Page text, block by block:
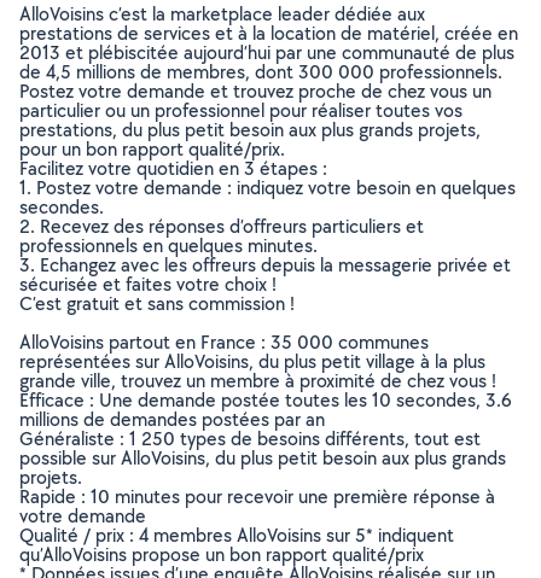
AlloVoisins c’est la marketplace leader dédiée aux
prestations de services et à la location de matériel, créée en
2013 et plébiscitée aujourd’hui par une communauté de plus
de 4,5 millions de membres, dont 300 000 professionnels.
Postez votre demande et trouvez proche de chez vous un
particulier ou un professionnel pour réaliser toutes vos
prestations, du plus petit besoin aux plus grands projets,
pour un bon rapport qualité/prix.
Facilitez votre quotidien en 3 étapes :
1. Postez votre demande : indiquez votre besoin en quelques
secondes.
2. Recevez des réponses d’offreurs particuliers et
professionnels en quelques minutes.
3. Echangez avec les offreurs depuis la messagerie privée et
sécurisée et faites votre choix !
C’est gratuit et sans commission !
AlloVoisins partout en France : 35 000 communes
représentées sur AlloVoisins, du plus petit village à la plus
grande ville, trouvez un membre à proximité de chez vous !
Efficace : Une demande postée toutes les 10 secondes, 3.6
millions de demandes postées par an
Généraliste : 1 250 types de besoins différents, tout est
possible sur AlloVoisins, du plus petit besoin aux plus grands
projets.
Rapide : 10 minutes pour recevoir une première réponse à
votre demande
Qualité / prix : 4 membres AlloVoisins sur 5* indiquent
qu’AlloVoisins propose un bon rapport qualité/prix